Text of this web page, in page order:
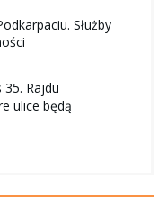
Służby
Rajdu
ulice będą